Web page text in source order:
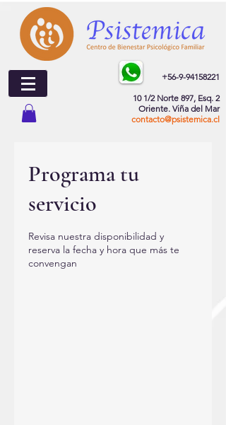
+56-9-94158221
10 1/2 Norte 897, Esq. 2
Oriente. Viña del Mar
contacto@psistemica.cl
Programa tu
servicio
Revisa nuestra disponibilidad y
reserva la fecha y hora que más te
convengan